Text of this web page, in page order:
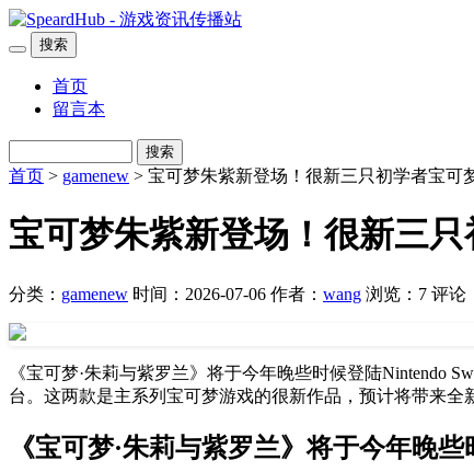
搜索
首页
留言本
搜索
首页 > gamenew > 宝可梦朱紫新登场！很新三只初学者宝可
宝可梦朱紫新登场！很新三只
分类： gamenew 时间：2026-07-06 作者： wang 浏览：7 评论
《宝可梦·朱莉与紫罗兰》将于今年晚些时候登陆Nintendo
台。这两款是主系列宝可梦游戏的很新作品，预计将带来全
《宝可梦·朱莉与紫罗兰》将于今年晚